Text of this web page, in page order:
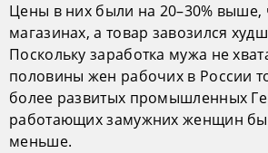
Цены в них были на 20–30%
магазинах, а товар завозился
Поскольку заработка мужа не
половины жен рабочих в России
более развитых промышленных
работающих замужних женщин
меньше.